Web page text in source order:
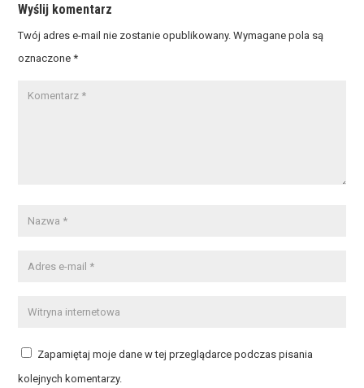
Wyślij komentarz
Twój adres e-mail nie zostanie opublikowany. Wymagane pola są
oznaczone*
Zapamiętaj moje dane w tej przeglądarce podczas pisania
kolejnych komentarzy.